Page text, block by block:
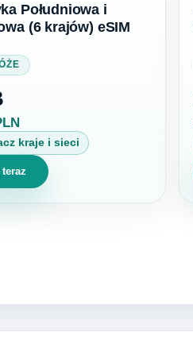
Południowa i
(6 krajów) eSIM
kraje i sieci
teraz